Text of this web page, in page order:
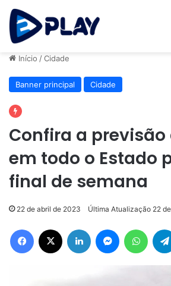
Início /Cidade
Banner principal Cidade
Confira a
em todo o Estado
final de semana
22 de abril de 2023 Última Atualização 22
Facebook Linkedin Messenger